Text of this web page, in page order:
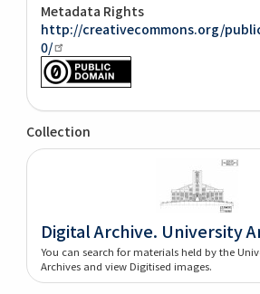
Metadata Rights
http://creativecommons.org/
0/
Collection
Digital Archive. University
You can search for materials held by the
Archives and view Digitised images.